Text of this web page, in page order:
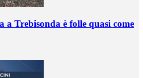
a Trebisonda è folle quasi come